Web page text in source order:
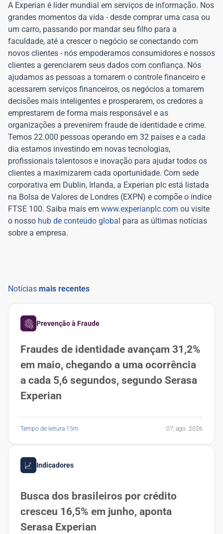
A Experian é líder mundial em serviços de informação. Nos
grandes momentos da vida - desde comprar uma casa ou
um carro, passando por mandar seu filho para a
faculdade, até a crescer o negócio se conectando com
novos clientes - nós empoderamos consumidores e nossos
clientes a gerenciarem seus dados com confiança. Nós
ajudamos as pessoas a tomarem o controle financeiro e
acessarem serviços financeiros, os negócios a tomarem
decisões mais inteligentes e prosperarem, os credores a
emprestarem de forma mais responsável e as
organizações a prevenirem fraude de identidade e crime.
Temos 22.000 pessoas operando em 32 países e a cada
dia estamos investindo em novas tecnologias,
profissionais talentosos e inovação para ajudar todos os
clientes a maximizarem cada oportunidade. Com sede
corporativa em Dublin, Irlanda, a Experian plc está listada
na Bolsa de Valores de Londres (EXPN) e compõe o índice
FTSE 100. Saiba mais em www.experianplc.com ou visite
o nosso hub de conteúdo global para as últimas notícias
sobre a empresa.
Notícias mais recentes
Prevenção à Fraude
Fraudes de identidade avançam 31,2%
em maio, chegando a uma ocorrência
a cada 5,6 segundos, segundo Serasa
Experian
Tempo de leitura 15m 07, ago. 2026
Indicadores
Busca dos brasileiros por crédito
cresceu 16,5% em junho, aponta
Serasa Experian